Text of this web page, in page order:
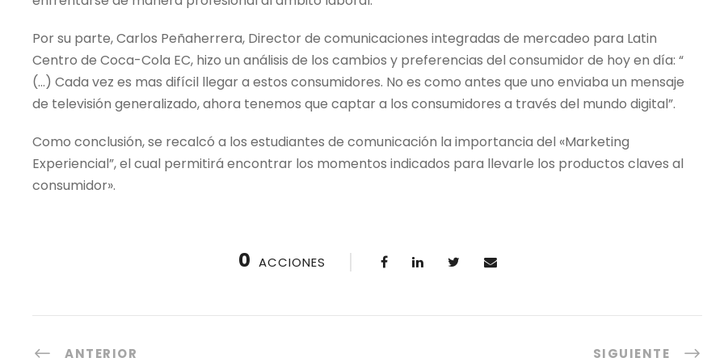
Por su parte, Carlos Peñaherrera, Director de comunicaciones integradas de mercadeo para Latin
Centro de Coca-Cola EC, hizo un análisis de los cambios y preferencias del consumidor de hoy en día: “
(…) Cada vez es mas difícil llegar a estos consumidores. No es como antes que uno enviaba un mensaje
de televisión generalizado, ahora tenemos que captar a los consumidores a través del mundo digital”.
Como conclusión, se recalcó a los estudiantes de comunicación la importancia del «Marketing
Experiencial”, el cual permitirá encontrar los momentos indicados para llevarle los productos claves al
consumidor».
0 ACCIONES
ANTERIOR SIGUIENTE